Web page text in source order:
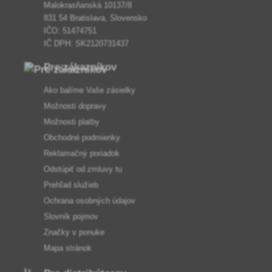
Malokrasňanská 10137/8
831 54 Bratislava, Slovensko
IČO: 51474751
IČ DPH: SK2120731437
Pre zákazníkov
Ako balíme Vaše zásielky
Možnosti dopravy
Možnosti platby
Obchodné podmienky
Reklamačný poriadok
Odstúpiť od zmluvy tu
Prehľad služieb
Ochrana osobných údajov
Slovník pojmov
Značky v ponuke
Mapa stránok